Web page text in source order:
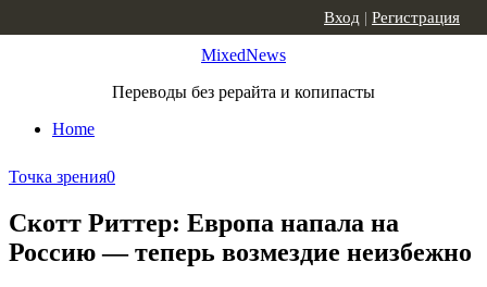
MixedNews
Переводы без рерайта и копипасты
Home
Вход | Регистрация
Точка зрения0
Скотт Риттер: Европа напала на
Россию — теперь возмездие неизбежно